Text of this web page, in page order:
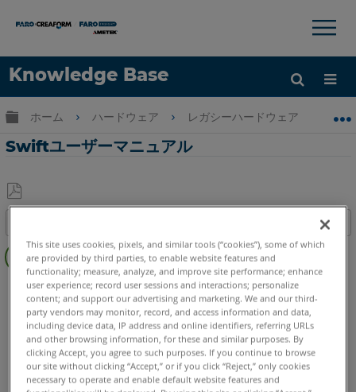
Knowledge Base
言語
×
グローバル階層を展開/折りたたむ
ホーム ハードウェア レガシーハードウェア Swift
Swiftユーザーマニュアル
PDF
と
し
て
ク
イ
ッ
ク
ス
テ
ッ
プ
3Dレーザースキャナ Swift
イタリア語 コリアン スペイン語 ドイツ語 フランス語
ポルトガル語 中国語 日本語 英語
This site uses cookies, pixels, and similar tools (“cookies”), some of which
are provided by third parties, to enable website features and
functionality; measure, analyze, and improve site performance; enhance
user experience; record user sessions and interactions; personalize
content; and support our advertising and marketing. We and our third-
party vendors may monitor, record, and access information and data,
including device data, IP address and online identifiers, referring URLs
and other browsing information, for these and similar purposes. By
clicking Accept, you agree to such purposes. If you continue to browse
our site without clicking “Accept,” or if you click “Reject,” only cookies
necessary to operate and enable default website features and